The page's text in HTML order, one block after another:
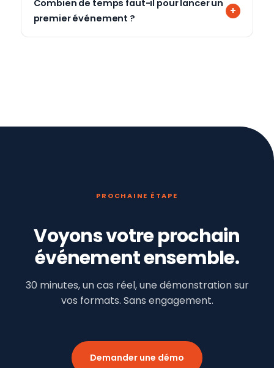
Combien de temps faut-il pour lancer un
premier événement ?
PROCHAINE ÉTAPE
Voyons votre prochain
événement ensemble.
30 minutes, un cas réel, une démonstration sur
vos formats. Sans engagement.
Demander une démo